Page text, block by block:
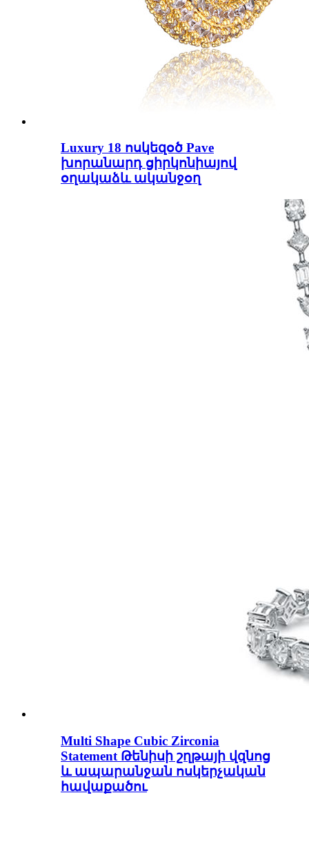
Luxury 18 ոսկեզօծ Pave
խորանարդ ցիրկոնիայով
օղակաձև ականջօղ
Multi Shape Cubic Zirconia
Statement Թենիսի շղթայի վզնոց
և ապարանջան ոսկերչական
հավաքածու